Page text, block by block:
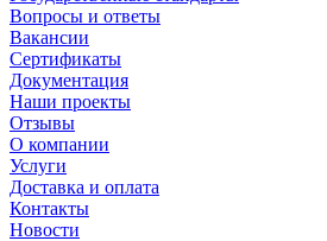
Вопросы и ответы
Вакансии
Сертификаты
Документация
Наши проекты
Отзывы
О компании
Услуги
Доставка и оплата
Контакты
Новости